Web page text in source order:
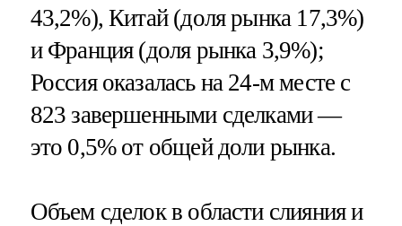
43,2%), Китай (доля рынка 17,3%)
и Франция (доля рынка 3,9%);
Россия оказалась на 24-м месте с
823 завершенными сделками —
это 0,5% от общей доли рынка.
Объем сделок в области слияния и